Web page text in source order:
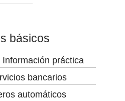
básicos
Información práctica
bancarios
automáticos